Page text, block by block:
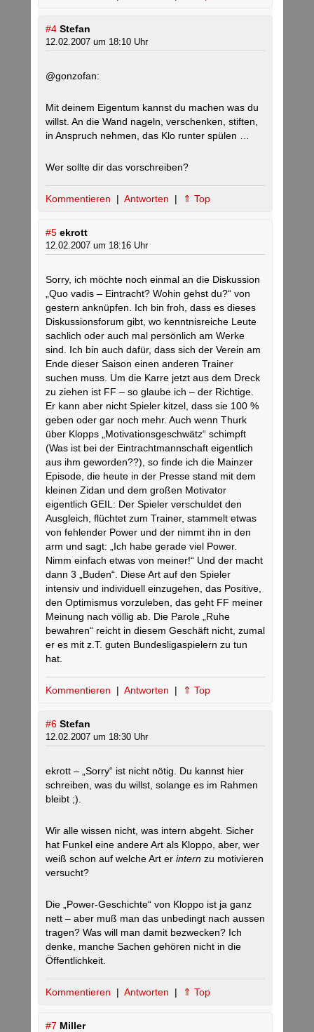
#4 Stefan
12.02.2007 um 18:10 Uhr
@gonzofan:
Mit deinem Eigentum kannst du machen was du
willst. An die Wand nageln, verschenken, stiften,
in Anspruch nehmen, das Klo runter spülen …
Wer sollte dir das vorschreiben?
Kommentieren | Antworten | ⇑ Top
#5 ekrott
12.02.2007 um 18:16 Uhr
Sorry, ich möchte noch einmal an die Diskussion
„Quo vadis – Eintracht? Wohin gehst du?“ von
gestern anknüpfen. Ich bin froh, dass es dieses
Diskussionsforum gibt, wo kenntnisreiche Leute
sachlich oder auch mal persönlich am Werke
sind. Ich bin auch dafür, dass sich der Verein am
Ende dieser Saison einen anderen Trainer
suchen muss. Um die Karre jetzt aus dem Dreck
zu ziehen ist FF – so glaube ich – der Richtige.
Er kann aber nicht Spieler kitzel, dass sie 100 %
geben oder gar noch mehr. Auch wenn Thurk
über Klopps „Motivationsgeschwätz“ schimpft
(Was ist bei der Eintrachtmannschaft eigentlich
aus ihm geworden??), so finde ich die Mainzer
Episode, die heute in der Presse stand mit dem
kleinen Zidan und dem großen Motivator
eigentlich GEIL: Der Spieler verschuldet den
Ausgleich, flüchtet zum Trainer, stammelt etwas
von fehlender Power und der nimmt ihn in den
arm und sagt: „Ich habe gerade viel Power.
Nimm einfach etwas von meiner!“ Und der macht
dann 3 „Buden“. Diese Art auf den Spieler
intensiv und individuell einzugehen, das Positive,
den Optimismus vorzuleben, das geht FF meiner
Meinung nach völlig ab. Die Parole „Ruhe
bewahren“ reicht in diesem Geschäft nicht, zumal
er es mit z.T. guten Bundesligaspielern zu tun
hat.
Kommentieren | Antworten | ⇑ Top
#6 Stefan
12.02.2007 um 18:30 Uhr
ekrott – „Sorry“ ist nicht nötig. Du kannst hier
schreiben, was du willst, solange es im Rahmen
bleibt ;).
Wir alle wissen nicht, was intern abgeht. Sicher
hat Funkel eine andere Art als Kloppo, aber, wer
weiß schon auf welche Art er intern zu motivieren
versucht?
Die „Power-Geschichte“ von Kloppo ist ja ganz
nett – aber muß man das unbedingt nach aussen
tragen? Was will man damit bezwecken? Ich
denke, manche Sachen gehören nicht in die
Öffentlichkeit.
Kommentieren | Antworten | ⇑ Top
#7 Miller